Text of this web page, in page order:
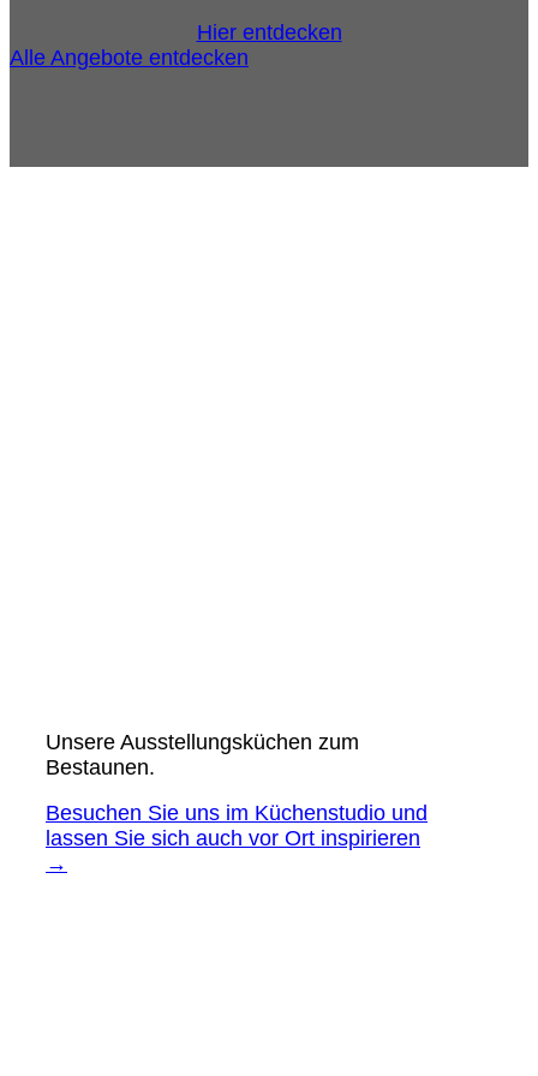
Hier entdecken
Alle Angebote entdecken
Unsere Ausstellungsküchen zum
Bestaunen.
Besuchen Sie uns im Küchenstudio und
lassen Sie sich auch vor Ort inspirieren
→